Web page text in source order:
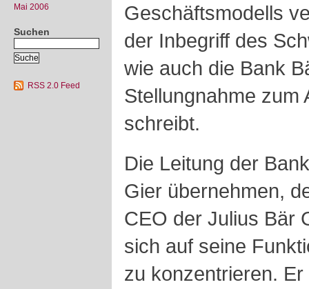
Mai 2006
Suchen
RSS 2.0 Feed
Geschäftsmodells
der Inbegriff des
wie auch die Bank
Stellungnahme zum
schreibt.
Die Leitung der
Gier übernehmen,
CEO der Julius Bär
sich auf seine
zu konzentrieren.